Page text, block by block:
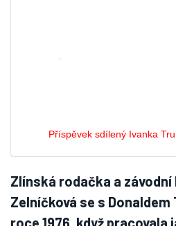
Příspěvek sdílený Ivanka
Zlínská rodačka a závodní
Zelníčková se s
roce 1976, když pracovala